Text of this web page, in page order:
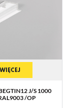
WIĘCEJ
J/S 1000
/OP